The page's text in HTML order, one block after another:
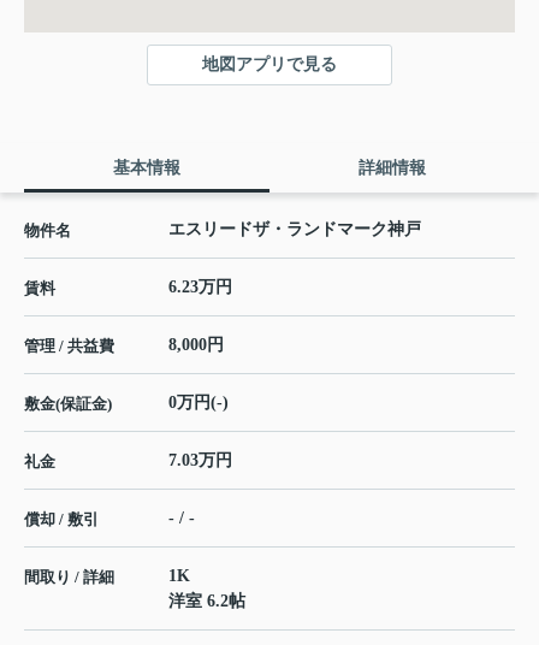
地図アプリで見る
基本情報 詳細情報
物件名 エスリードザ・ランドマーク神戸
賃料 6.23万円
管理 / 共益費 8,000円
敷金(保証金) 0万円(-)
礼金 7.03万円
償却 / 敷引 - / -
間取り / 詳細
1K
洋室 6.2帖